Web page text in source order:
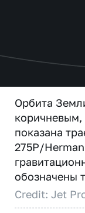
Орбита
показана
275P/
обозначены
Credit: Jet